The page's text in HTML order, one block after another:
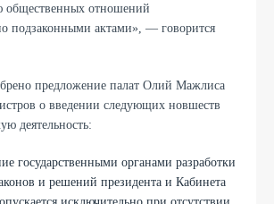
общественных отношений
подзаконными актами», — говорится
предложение палат Олий Мажлиса
о введении следующих новшеств
деятельность:
государственными органами разработки
и решений президента и Кабинета